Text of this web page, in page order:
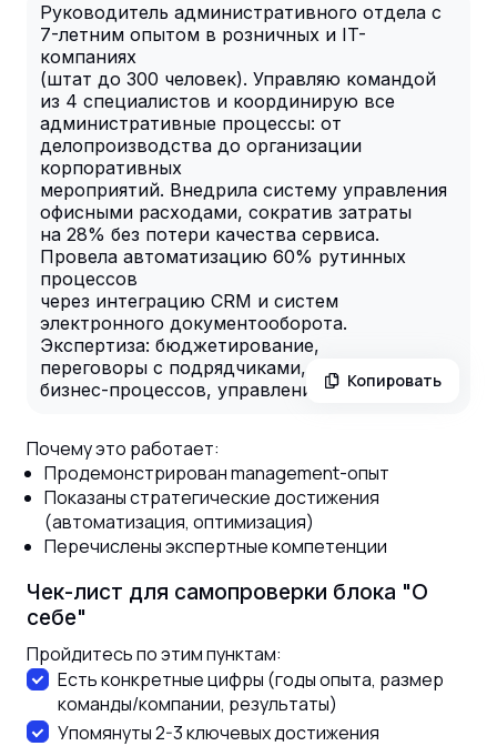
Руководитель административного отдела с
7-летним опытом в розничных и IT-
компаниях
(штат до 300 человек). Управляю командой
из 4 специалистов и координирую все
административные процессы: от
делопроизводства до организации
корпоративных
мероприятий. Внедрила систему управления
офисными расходами, сократив затраты
на 28% без потери качества сервиса.
Провела автоматизацию 60% рутинных
процессов
через интеграцию CRM и систем
электронного документооборота.
Экспертиза: бюджетирование,
переговоры с подрядчиками, оптимизация
бизнес-процессов, управление проектами.
Копировать
Почему это работает:
Продемонстрирован management-опыт
Показаны стратегические достижения
(автоматизация, оптимизация)
Перечислены экспертные компетенции
Чек-лист для самопроверки блока "О
себе"
Пройдитесь по этим пунктам:
Есть конкретные цифры (годы опыта, размер
команды/компании, результаты)
Упомянуты 2-3 ключевых достижения